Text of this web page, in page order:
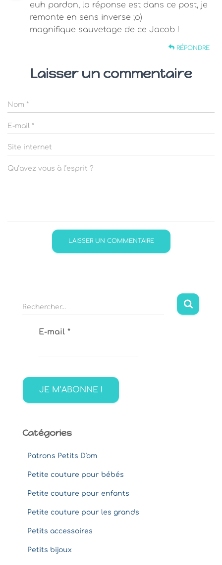
euh pardon, la réponse est dans ce post, je
remonte en sens inverse ;o)
magnifique sauvetage de ce Jacob !
RÉPONDRE
Laisser un commentaire
Nom *
E-mail *
Site internet
Qu’avez vous à l’esprit ?
R
e
h
r
Rechercher…
E-mail *
Catégories
Patrons Petits D'om
Petite couture pour bébés
Petite couture pour enfants
Petite couture pour les grands
Petits accessoires
Petits bijoux